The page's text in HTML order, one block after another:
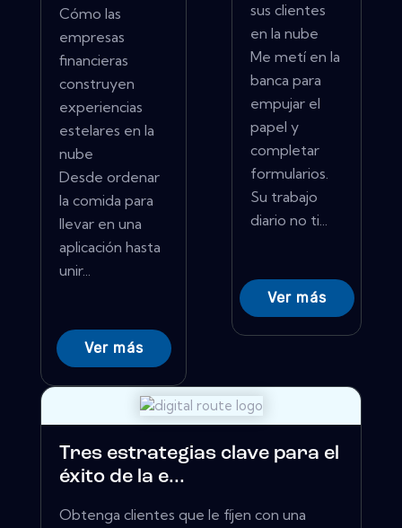
Cómo las
empresas
financieras
construyen
experiencias
estelares en la
nube
Desde ordenar
la comida para
llevar en una
aplicación hasta
unir...
Ver más
sus clientes
en la nube
Me metí en la
banca para
empujar el
papel y
completar
formularios.
Su trabajo
diario no ti...
Ver más
Tres estrategias clave para el
éxito de la e...
Obtenga clientes que le fíjen con una